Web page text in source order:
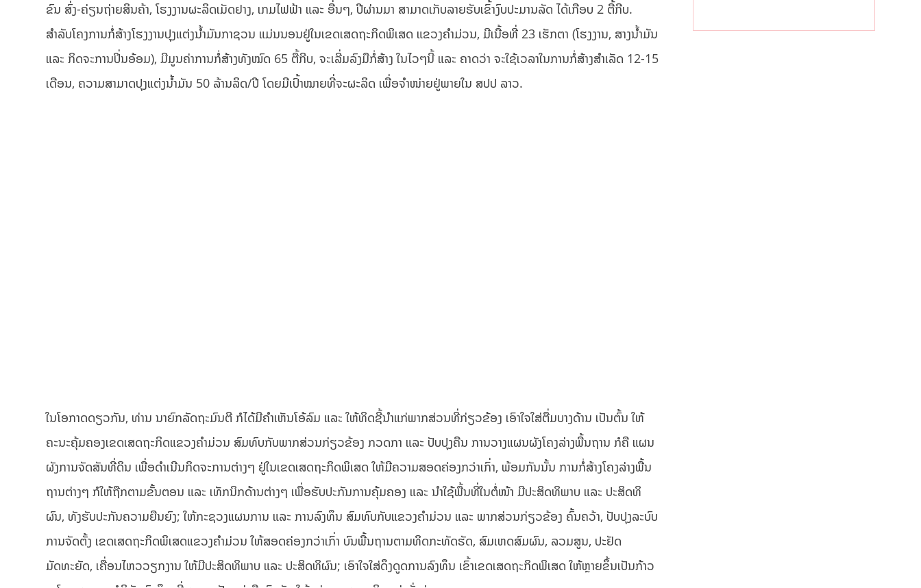
ຂົນ ສົ່ງ-ຄ່ຽນຖ່າຍສິນຄ້າ, ໂຮງງານຜະລິດເມັດຢາງ, ເກມໄຟຟ້າ ແລະ ອື່ນໆ, ປີຜ່ານມາ ສາມາດເກັບລາຍຮັບເຂົ້າງົບປະມານລັດ ໄດ້ເກືອບ 2 ຕື້ກີບ.
ສຳລັບໂຄງການກໍ່ສ້າງໂຮງງານປຸງແຕ່ງນໍ້າມັນກາຊວນ ແມ່ນນອນຢູ່ໃນເຂດເສດຖະກິດພິເສດ ແຂວງຄຳມ່ວນ, ມີເນື້ອທີ່ 23 ເຮັກຕາ (ໂຮງງານ, ສາງນໍ້າມັນ
ແລະ ກິດຈະການປິ່ນອ້ອມ), ມີມູນຄ່າການກໍ່ສ້າງທັງໝົດ 65 ຕື້ກີບ, ຈະເລີ່ມລົງມືກໍ່ສ້າງ ໃນໄວໆນີ້ ແລະ ຄາດວ່າ ຈະໃຊ້ເວລາໃນການກໍ່ສ້າງສຳເລັດ 12-15
ເດືອນ, ຄວາມສາມາດປຸງແຕ່ງນໍ້າມັນ 50 ລ້ານລິດ/ປີ ໂດຍມີເປົ້າໝາຍທີ່ຈະຜະລິດ ເພື່ອຈໍາໜ່າຍຢູ່ພາຍໃນ ສປປ ລາວ.
ໃນໂອກາດດຽວກັນ, ທ່ານ ນາຍົກລັດຖະມົນຕີ ກໍໄດ້ມີຄຳເຫັນໂອ້ລົມ ແລະ ໃຫ້ທິດຊີ້ນຳແກ່ພາກສ່ວນທີ່ກ່ຽວຂ້ອງ ເອົາໃຈໃສ່ຕື່ມບາງດ້ານ ເປັນຕົ້ນ ໃຫ້
ຄະນະຄຸ້ມຄອງເຂດເສດຖະກິດແຂວງຄຳມ່ວນ ສົມທົບກັບພາກສ່ວນກ່ຽວຂ້ອງ ກວດກາ ແລະ ປັບປຸງຄືນ ການວາງແຜນຜັງໂຄງລ່າງພື້ນຖານ ກໍຄື ແຜນ
ຜັງການຈັດສັນທີ່ດິນ ເພື່ອດຳເນີນກິດຈະການຕ່າງໆ ຢູ່ໃນເຂດເສດຖະກິດພິເສດ ໃຫ້ມີຄວາມສອດຄ່ອງກວ່າເກົ່າ, ພ້ອມກັນນັ້ນ ການກໍ່ສ້າງໂຄງລ່າງພື້ນ
ຖານຕ່າງໆ ກໍໃຫ້ຖືກຕາມຂັ້ນຕອນ ແລະ ເທັກນິກດ້ານຕ່າງໆ ເພື່ອຮັບປະກັນການຄຸ້ມຄອງ ແລະ ນຳໃຊ້ພື້ນທີ່ໃນຕໍ່ໜ້າ ມີປະສິດທິພາບ ແລະ ປະສິດທິ
ຜົນ, ທັງຮັບປະກັນຄວາມຍືນຍົງ; ໃຫ້ກະຊວງແຜນການ ແລະ ການລົງທຶນ ສົມທົບກັບແຂວງຄຳມ່ວນ ແລະ ພາກສ່ວນກ່ຽວຂ້ອງ ຄົ້ນຄວ້າ, ປັບປຸງລະບົບ
ການຈັດຕັ້ງ ເຂດເສດຖະກິດພິເສດແຂວງຄຳມ່ວນ ໃຫ້ສອດຄ່ອງກວ່າເກົ່າ ບົນພື້ນຖານຕາມທິດກະທັດຮັດ, ສົມເຫດສົມຜົນ, ລວມສູນ, ປະຢັດ
ມັດທະຍັດ, ເຄື່ອນໄຫວວຽກງານ ໃຫ້ມີປະສິດທິພາບ ແລະ ປະສິດທິຜົນ; ເອົາໃຈໃສ່ດຶງດູດການລົງທຶນ ເຂົ້າເຂດເສດຖະກິດພິເສດ ໃຫ້ຫຼາຍຂຶ້ນເປັນກ້າວ
ໜັກທົ່ວປະເທດ